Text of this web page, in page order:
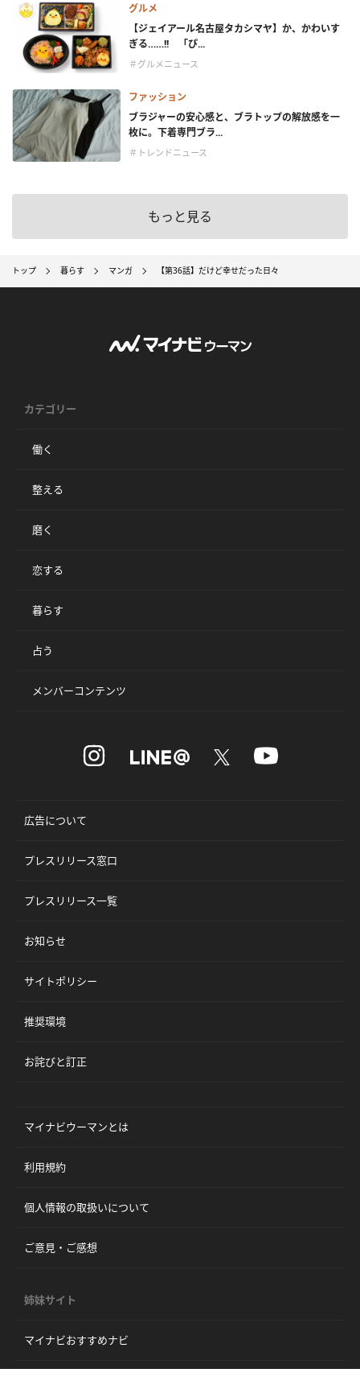
グルメ
【ジェイアール名古屋タカシマヤ】か、かわいす
ぎる……!! 「ぴ...
＃グルメニュース
ファッション
ブラジャーの安心感と、ブラトップの解放感を一
枚に。下着専門ブラ...
＃トレンドニュース
もっと見る
トップ 暮らす マンガ 【第36話】だけど幸せだった日々
カテゴリー
働く
整える
磨く
恋する
暮らす
占う
メンバーコンテンツ
広告について
プレスリリース窓口
プレスリリース一覧
お知らせ
サイトポリシー
推奨環境
お詫びと訂正
マイナビウーマンとは
利用規約
個人情報の取扱いについて
ご意見・ご感想
姉妹サイト
マイナビおすすめナビ